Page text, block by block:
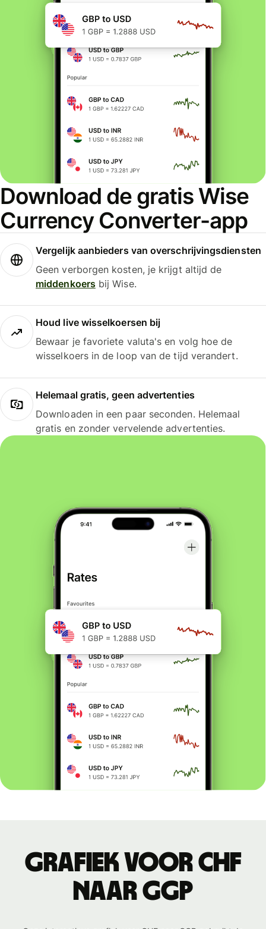
Download de gratis Wise
Currency Converter-app
Vergelijk aanbieders van overschrijvingsdiensten
Geen verborgen kosten, je krijgt altijd de
middenkoersbij Wise.
Houd live wisselkoersen bij
Bewaar je favoriete valuta's en volg hoe de
wisselkoers in de loop van de tijd verandert.
Helemaal gratis, geen advertenties
Downloaden in een paar seconden. Helemaal
gratis en zonder vervelende advertenties.
Grafiek voor CHF
naar GGP